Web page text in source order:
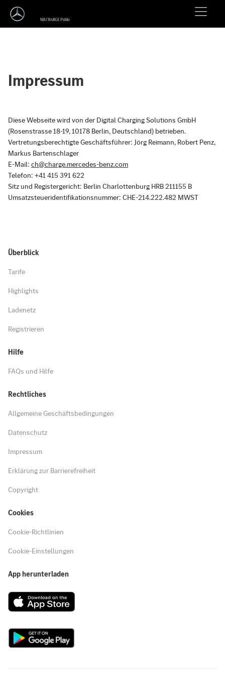
Impressum
Diese Webseite wird von der Digital Charging Solutions GmbH
(Rosenstrasse 18-19, 10178 Berlin, Deutschland) betrieben.
Vertretungsberechtigte Geschäftsführer: Jörg Reimann, Robert Penz,
Markus Bartenschlager
E-Mail: ch@charge.mercedes-benz.com
Telefon: +41 415 391 622
Sitz und Registergericht: Berlin Charlottenburg HRB 211155 B
Umsatzsteueridentifikationsnummer: CHE-214.222.482 MWST
Überblick
Tarife
Highlights
Ladenetz
Registrieren
Hilfe
FAQs und Hilfe
Rechtliches
Allgemeine Geschäftsbedingungen
Datenschutz
Impressum
Erklärung zur Barrierefreiheit
Copyright
Cookies
Cookie-Richtlinien
Cookie-Einstellungen
App herunterladen